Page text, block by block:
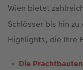
Wien bietet
Schlösser bis hin
Highlights, die Ihre
Die